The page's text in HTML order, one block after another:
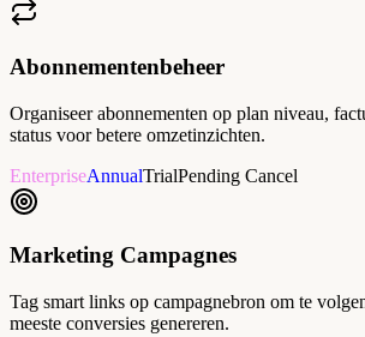
Abonnementenbeheer
Organiseer abonnementen op plan niveau,
status voor betere omzetinzichten.
EnterpriseAnnualTrialPending Cancel
Marketing Campagnes
Tag smart links op campagnebron om te
meeste conversies genereren.